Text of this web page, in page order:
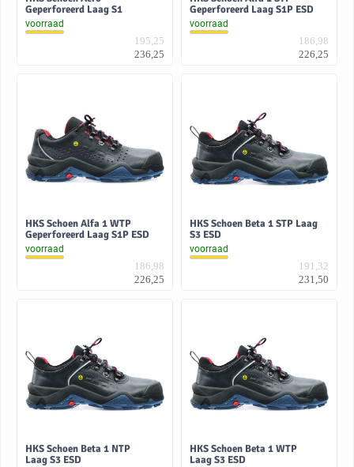
Geperforeerd Laag S1
voorraad
195,25
236,25
Geperforeerd Laag S1P ESD
voorraad
186,98
226,25
HKS Schoen Alfa 1 WTP
Geperforeerd Laag S1P ESD
voorraad
186,98
226,25
HKS Schoen Beta 1 STP Laag
S3 ESD
voorraad
191,32
231,50
HKS Schoen Beta 1 NTP
Laag S3 ESD
HKS Schoen Beta 1 WTP
Laag S3 ESD